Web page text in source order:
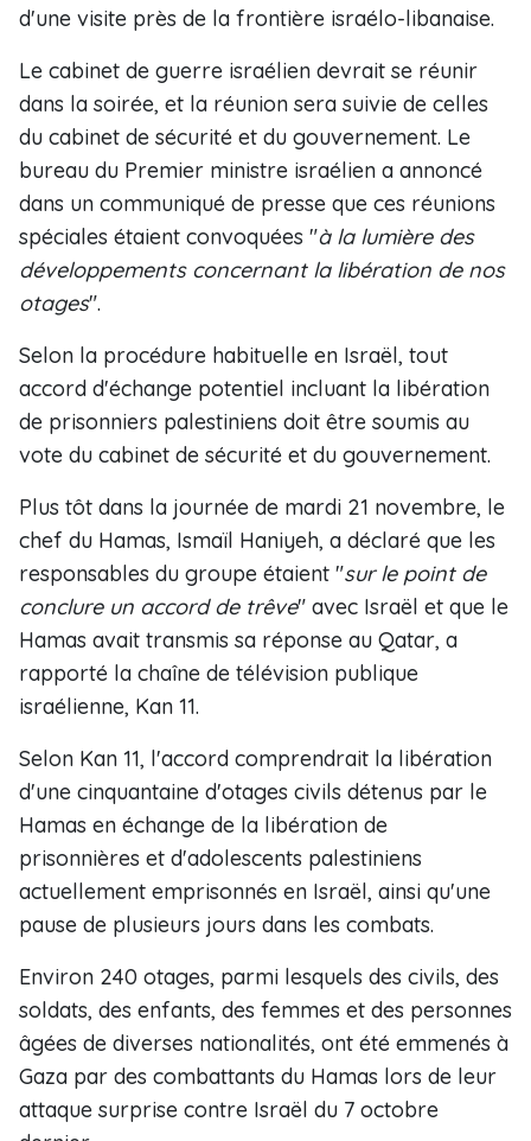
d'une visite près de la frontière israélo-libanaise.
Le cabinet de guerre israélien devrait se réunir
dans la soirée, et la réunion sera suivie de celles
du cabinet de sécurité et du gouvernement. Le
bureau du Premier ministre israélien a annoncé
dans un communiqué de presse que ces réunions
spéciales étaient convoquées "à la lumière des
développements concernant la libération de nos
otages".
Selon la procédure habituelle en Israël, tout
accord d'échange potentiel incluant la libération
de prisonniers palestiniens doit être soumis au
vote du cabinet de sécurité et du gouvernement.
Plus tôt dans la journée de mardi 21 novembre, le
chef du Hamas, Ismaïl Haniyeh, a déclaré que les
responsables du groupe étaient "sur le point de
conclure un accord de trêve" avec Israël et que le
Hamas avait transmis sa réponse au Qatar, a
rapporté la chaîne de télévision publique
israélienne, Kan 11.
Selon Kan 11, l'accord comprendrait la libération
d'une cinquantaine d'otages civils détenus par le
Hamas en échange de la libération de
prisonnières et d'adolescents palestiniens
actuellement emprisonnés en Israël, ainsi qu'une
pause de plusieurs jours dans les combats.
Environ 240 otages, parmi lesquels des civils, des
soldats, des enfants, des femmes et des personnes
âgées de diverses nationalités, ont été emmenés à
Gaza par des combattants du Hamas lors de leur
attaque surprise contre Israël du 7 octobre